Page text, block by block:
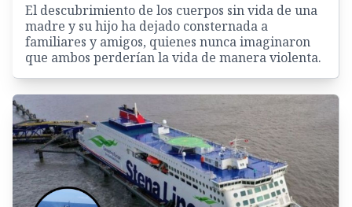
El descubrimiento de los cuerpos sin vida de una
madre y su hijo ha dejado consternada a
familiares y amigos, quienes nunca imaginaron
que ambos perderían la vida de manera violenta.